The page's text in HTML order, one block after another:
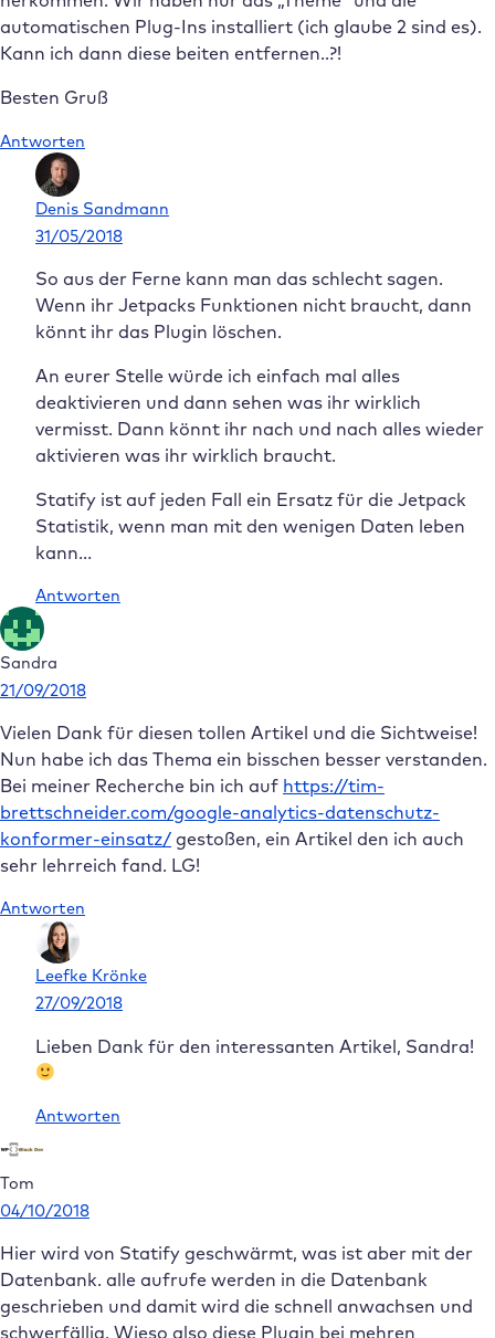
automatischen Plug-Ins installiert (ich glaube 2 sind es).
Kann ich dann diese beiten entfernen..?!
Besten Gruß
Antworten
Denis Sandmann
31/05/2018
So aus der Ferne kann man das schlecht sagen.
Wenn ihr Jetpacks Funktionen nicht braucht, dann
könnt ihr das Plugin löschen.
An eurer Stelle würde ich einfach mal alles
deaktivieren und dann sehen was ihr wirklich
vermisst. Dann könnt ihr nach und nach alles wieder
aktivieren was ihr wirklich braucht.
Statify ist auf jeden Fall ein Ersatz für die Jetpack
Statistik, wenn man mit den wenigen Daten leben
kann…
Antworten
Sandra
21/09/2018
Vielen Dank für diesen tollen Artikel und die Sichtweise!
Nun habe ich das Thema ein bisschen besser verstanden.
Bei meiner Recherche bin ich auf https://tim-
brettschneider.com/google-analytics-datenschutz-
konformer-einsatz/ gestoßen, ein Artikel den ich auch
sehr lehrreich fand. LG!
Antworten
Leefke Krönke
27/09/2018
Lieben Dank für den interessanten Artikel, Sandra!
Antworten
Tom
04/10/2018
Hier wird von Statify geschwärmt, was ist aber mit der
Datenbank. alle aufrufe werden in die Datenbank
geschrieben und damit wird die schnell anwachsen und
schwerfällig. Wieso also diese Plugin bei mehren